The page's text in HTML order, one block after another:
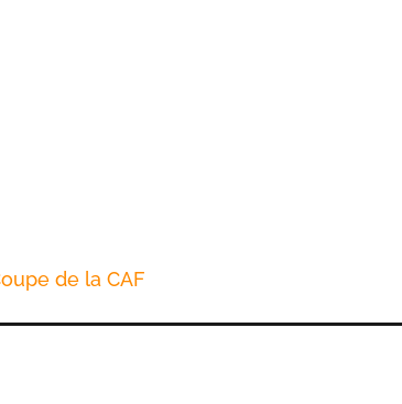
de la CAF